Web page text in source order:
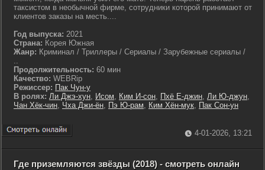
таксистом в необычной фирме, сотрудники которой принимают от
клиентов заказы на месть....
Год выпуска: 2021
Страна: Корея Южная
Жанр: Криминал / Триллеры / Сериалы / Зарубежные сериалы /
..
Продолжительность: 60 мин
Качество: WEBRip
Режиссер: Пак Чун-у
В ролях: Ли Джэ-хун, Исом, Ким И-сон, Пхё Е-джин, Ли Ю-джун,
Чан Хёк-чин, Чха Джи-ён, Пэ Ю-рам, Ким Хён-мук, Пак Сон-ун
4-01-2026, 13:21
Где приземляются звёзды (2018) - смотреть онлайн